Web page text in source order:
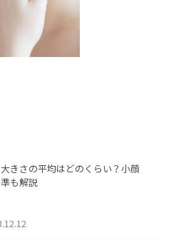
きさの平均はどのくらい？小顔
も解説